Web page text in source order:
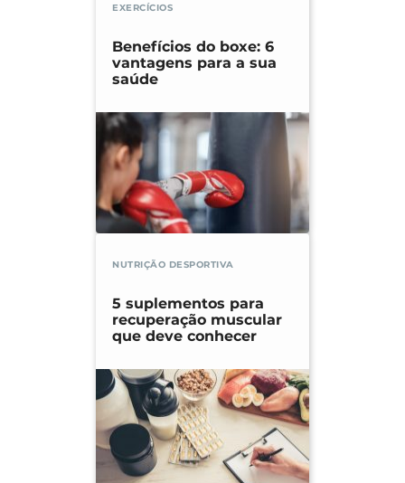
EXERCÍCIOS
Benefícios do boxe: 6
vantagens para a sua
saúde
NUTRIÇÃO DESPORTIVA
5 suplementos para
recuperação muscular
que deve conhecer